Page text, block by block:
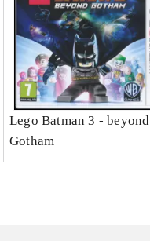
Lego Batman 3 - beyond
Gotham